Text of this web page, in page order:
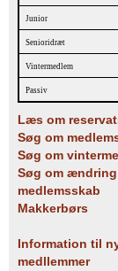
Junior
Senioridræt
Vintermedlem
Passiv
Læs om
Søg om
Søg om
Søg om
medlemsskab
Makkerbørs
Information til
medllemmer